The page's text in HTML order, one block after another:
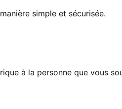
simple et sécurisée.
à la personne que vous